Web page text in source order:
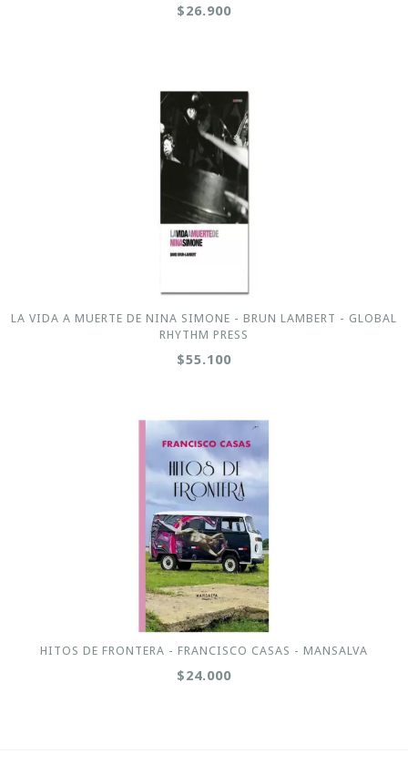
$26.900
LA VIDA A MUERTE DE NINA SIMONE - BRUN LAMBERT - GLOBAL
RHYTHM PRESS
$55.100
HITOS DE FRONTERA - FRANCISCO CASAS - MANSALVA
$24.000